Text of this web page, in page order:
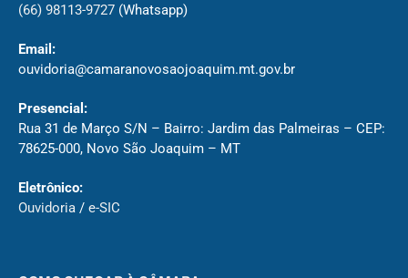
(66) 98113-9727 (Whatsapp)
Email:
ouvidoria@camaranovosaojoaquim.mt.gov.br
Presencial:
Rua 31 de Março S/N – Bairro: Jardim das Palmeiras – CEP:
78625-000, Novo São Joaquim – MT
Eletrônico:
Ouvidoria / e-SIC